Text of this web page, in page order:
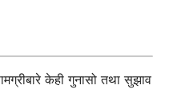
केही गुनासो तथा सुझाव